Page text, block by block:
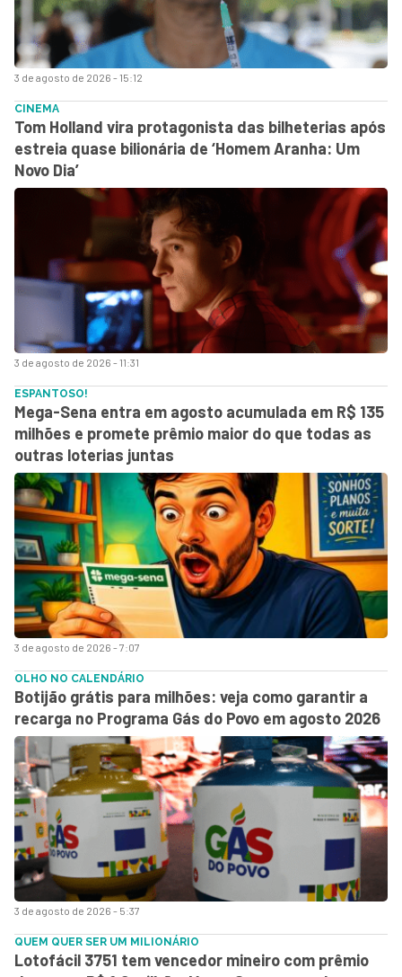
3 de agosto de 2026 - 15:12
3 de agosto de 2026 - 11:31
CINEMA
Tom Holland vira protagonista das bilheterias após
estreia quase bilionária de ‘Homem Aranha: Um
Novo Dia’
3 de agosto de 2026 - 7:07
ESPANTOSO!
Mega-Sena entra em agosto acumulada em R$ 135
milhões e promete prêmio maior do que todas as
outras loterias juntas
3 de agosto de 2026 - 5:37
OLHO NO CALENDÁRIO
Botijão grátis para milhões: veja como garantir a
recarga no Programa Gás do Povo em agosto 2026
QUEM QUER SER UM MILIONÁRIO
Lotofácil 3751 tem vencedor mineiro com prêmio